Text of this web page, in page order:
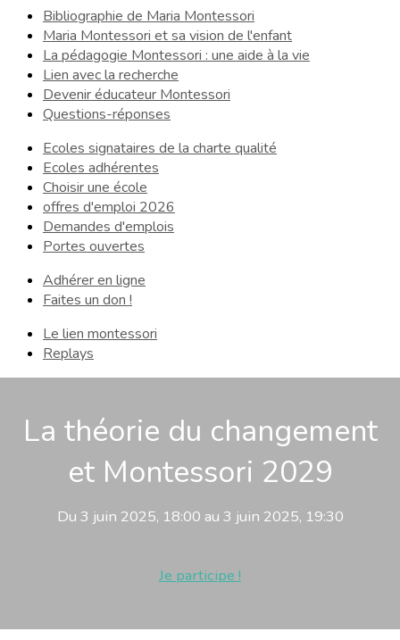
Bibliographie de Maria Montessori
Maria Montessori et sa vision de l'enfant
La pédagogie Montessori : une aide à la vie
Lien avec la recherche
Devenir éducateur Montessori
Questions-réponses
Ecoles signataires de la charte qualité
Ecoles adhérentes
Choisir une école
offres d'emploi 2026
Demandes d'emplois
Portes ouvertes
Adhérer en ligne
Faites un don !
Le lien montessori
Replays
La théorie du changement
et Montessori 2029
Du 3 juin 2025, 18:00 au 3 juin 2025, 19:30
Je participe !